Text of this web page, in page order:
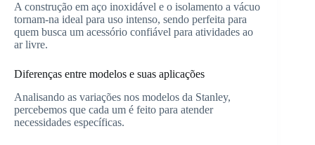
A construção em aço inoxidável e o isolamento a vácuo
tornam-na ideal para uso intenso, sendo perfeita para
quem busca um acessório confiável para atividades ao
ar livre.
Diferenças entre modelos e suas aplicações
Analisando as variações nos modelos da Stanley,
percebemos que cada um é feito para atender
necessidades específicas.